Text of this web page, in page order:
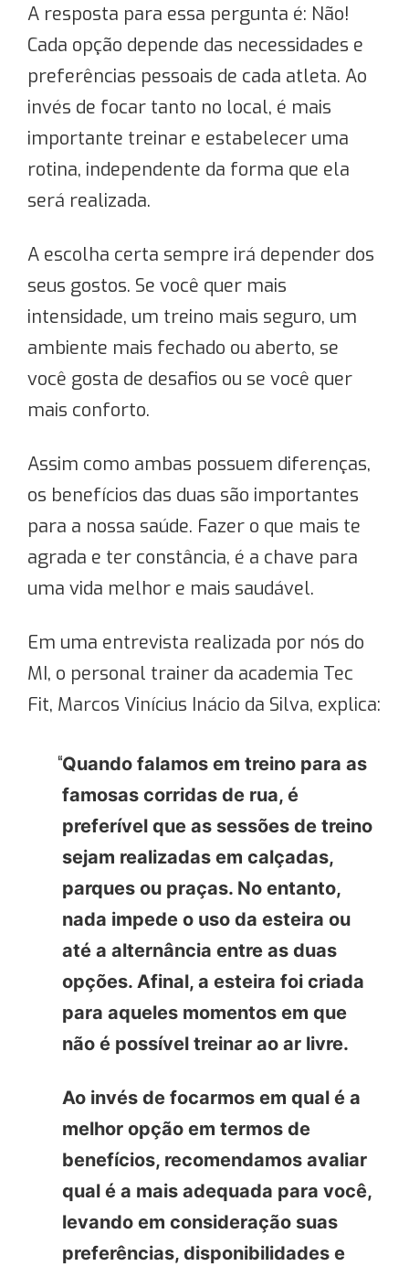
A resposta para essa pergunta é: Não!
Cada opção depende das necessidades e
preferências pessoais de cada atleta. Ao
invés de focar tanto no local, é mais
importante treinar e estabelecer uma
rotina, independente da forma que ela
será realizada.
A escolha certa sempre irá depender dos
seus gostos. Se você quer mais
intensidade, um treino mais seguro, um
ambiente mais fechado ou aberto, se
você gosta de desafios ou se você quer
mais conforto.
Assim como ambas possuem diferenças,
os benefícios das duas são importantes
para a nossa saúde. Fazer o que mais te
agrada e ter constância, é a chave para
uma vida melhor e mais saudável.
Em uma entrevista realizada por nós do
MI, o personal trainer da academia Tec
Fit, Marcos Vinícius Inácio da Silva, explica:
Quando falamos em treino para as
famosas corridas de rua, é
preferível que as sessões de treino
sejam realizadas em calçadas,
parques ou praças. No entanto,
nada impede o uso da esteira ou
até a alternância entre as duas
opções. Afinal, a esteira foi criada
para aqueles momentos em que
não é possível treinar ao ar livre.
Ao invés de focarmos em qual é a
melhor opção em termos de
benefícios, recomendamos avaliar
qual é a mais adequada para você,
levando em consideração suas
preferências, disponibilidades e